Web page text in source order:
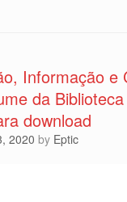
Informação e
da
download
2020 by Eptic